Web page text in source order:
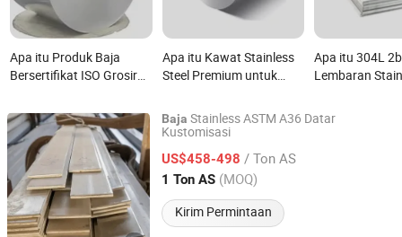
Apa itu Produk Baja
Bersertifikat ISO Grosir
Baja Tahan Karat 2b
Permukaan Ba
Apa itu Kawat Stainless
Steel Premium untuk
309S
Apa itu 304L 2b
Lembaran
1.4307) -
Baja Stainless ASTM A36 Datar
Kustomisasi
US$458-498 / Ton AS
1 Ton AS (MOQ)
Kirim Permintaan
Shanghai Changzeng Metal Co., Ltd.
Shanghai, China Harga mulai 2016